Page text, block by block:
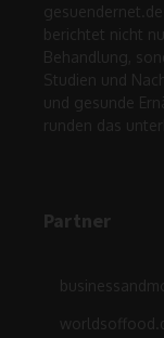
berichtet nicht
Behandlung,
Studien und
und gesunde
runden das
Partner